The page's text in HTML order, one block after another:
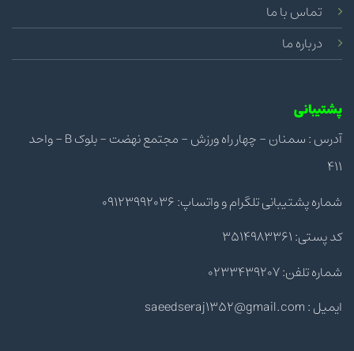
تماس با ما
درباره ما
پشتیبانی
آدرس : سمنان - چهار راه ورزش - مجتمع نهضت - بلوک B - واحد
411
شماره پشتیبانی تلگرام و واتساپ: 09123992036
کد پستی: 3514983361
شماره تلفن: 0233439207
ایمیل : saeedseraj1352@gmail.com